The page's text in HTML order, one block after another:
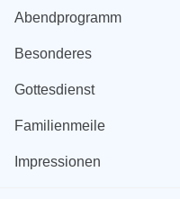
Abendprogramm
Besonderes
Gottesdienst
Familienmeile
Impressionen